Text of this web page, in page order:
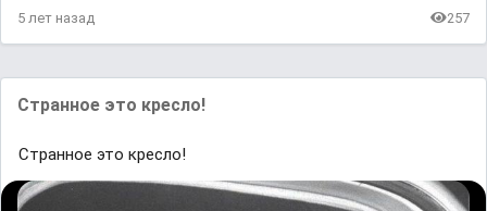
5 лет назад 257
Странное это кресло!
Странное это кресло!